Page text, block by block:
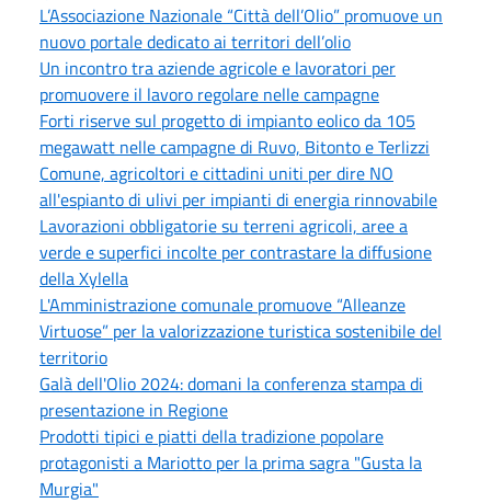
L’Associazione Nazionale “Città dell’Olio” promuove un
nuovo portale dedicato ai territori dell’olio
Un incontro tra aziende agricole e lavoratori per
promuovere il lavoro regolare nelle campagne
Forti riserve sul progetto di impianto eolico da 105
megawatt nelle campagne di Ruvo, Bitonto e Terlizzi
Comune, agricoltori e cittadini uniti per dire NO
all'espianto di ulivi per impianti di energia rinnovabile
Lavorazioni obbligatorie su terreni agricoli, aree a
verde e superfici incolte per contrastare la diffusione
della Xylella
L'Amministrazione comunale promuove “Alleanze
Virtuose” per la valorizzazione turistica sostenibile del
territorio
Galà dell'Olio 2024: domani la conferenza stampa di
presentazione in Regione
Prodotti tipici e piatti della tradizione popolare
protagonisti a Mariotto per la prima sagra "Gusta la
Murgia"